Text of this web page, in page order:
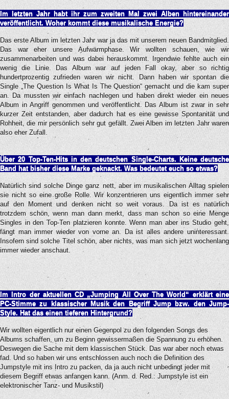
Im letzten Jahr habt ihr zum zweiten Mal zwei Alben hintereinander
veröffentlicht. Woher kommt diese musikalische Energie?
Das erste Album im letzten Jahr war ja das mit unserem neuen Bandmitglied.
Das war eher unsere Aufwärmphase. Wir wollten schauen, wie wir
zusammenarbeiten und was dabei herauskommt. Irgendwie fehlte auch ein
wenig die Linie. Das Album war auf jeden Fall okay, aber so richtig
hundertprozentig zufrieden waren wir nicht. Dann haben wir spontan die
Single „The Question Is What Is The Question“ gemacht und die kam super
an. Da mussten wir einfach nachlegen und haben direkt wieder ein neues
Album in Angriff genommen und veröffentlicht. Das Album ist zwar in sehr
kurzer Zeit entstanden, aber dadurch hat es eine gewisse Spontanität und
Rohheit, die mir persönlich sehr gut gefällt. Zwei Alben im letzten Jahr waren
also eher Zufall.
Über 20 Top-Ten-Hits in den deutschen Single-Charts. Keine deutsche
Band hat bisher diese Marke geknackt. Was bedeutet euch so etwas?
Natürlich sind solche Dinge ganz nett, aber im musikalischen Alltag spielen
sie nicht so eine große Rolle. Wir konzentrieren uns eigentlich immer sehr
auf den Moment und denken nicht so weit voraus. Da ist es natürlich
trotzdem schön, wenn man dann merkt, dass man schon so eine Menge
Singles in den Top-Ten platzieren konnte. Wenn man aber ins Studio geht,
fängt man immer wieder von vorne an. Da ist alles andere uninteressant.
Insofern sind solche Titel schön, aber nichts, was man sich jetzt wochenlang
immer wieder anschaut.
Im Intro der aktuellen CD „Jumping All Over The World“ erklärt eine
PC-Stimme zu klassischer M usik den Begriff Jump bzw. den Jump-
Style. Hat das einen tieferen Hintergrund?
Wir wollten eigentlich nur einen Gegenpol zu den folgenden Songs des
Albums schaffen, um zu Beginn gewissermaßen die Spannung zu erhöhen.
Deswegen die Sache mit dem klassischen Stück. Das war aber noch etwas
fad. Und so haben wir uns entschlossen auch noch die Definition des
Jumpstyle mit ins Intro zu packen, da ja auch nicht unbedingt jeder mit
diesem Begriff etwas anfangen kann. (Anm. d. Red.: Jumpstyle ist ein
elektronischer Tanz- und Musikstil)